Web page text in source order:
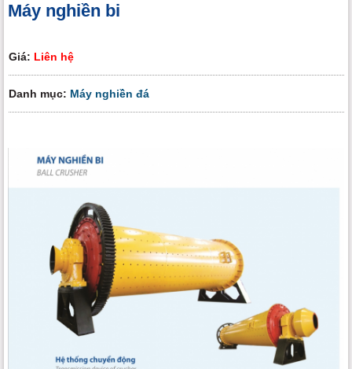
Máy nghiền bi
Giá: Liên hệ
Danh mục: Máy nghiền đá